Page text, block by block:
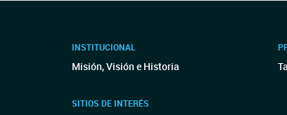
INSTITUCIONAL
Misión, Visión e Historia
SITIOS DE INTERÉS